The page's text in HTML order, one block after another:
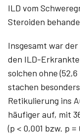
ILD vom
Steroiden
Insgesamt war
den ILD-
solchen ohne
stachen
Retikulierung ins
häufiger auf, mit
(p < 0,001 bzw. p =